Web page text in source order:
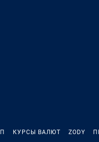
КУРСЫ ВАЛЮТ ZODY